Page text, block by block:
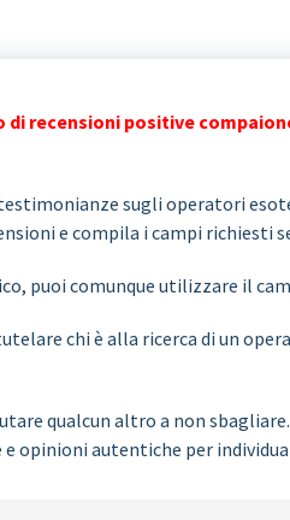
recensioni positive
sugli operatori
e compila i campi richiesti
puoi comunque utilizzare il
chi è alla ricerca di un
qualcun altro a non
opinioni autentiche per